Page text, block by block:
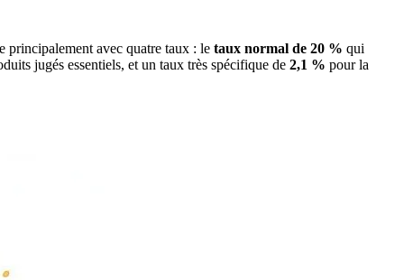
principalement avec quatre taux : le taux normal de 20 % qui
jugés essentiels, et un taux très spécifique de 2,1 % pour la